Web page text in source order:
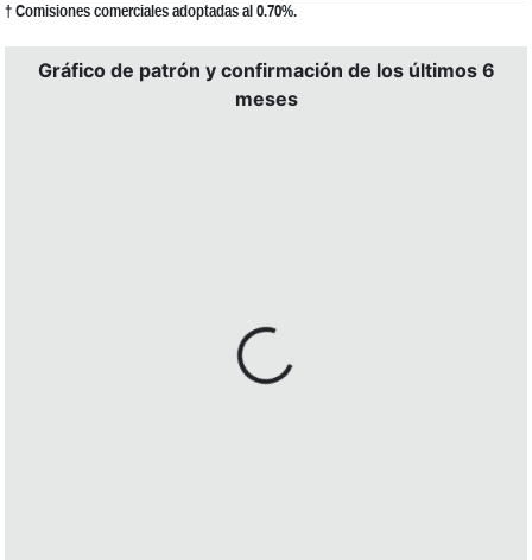
† Comisiones comerciales adoptadas al 0.70%.
Gráfico de patrón y confirmación de los últimos 6
meses